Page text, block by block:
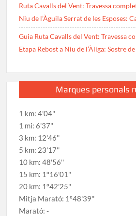
Ruta Cavalls del Vent: Travessa
Niu de l’Àguila Serrat de les Esposes:
Guia Ruta Cavalls del Vent: Travessa
Etapa Rebost a Niu de l’Àliga: Sostre
Marques personals
1 km: 4'04''
1 mi: 6'37''
3 km: 12'46''
5 km: 23'17''
10 km: 48'56''
15 km: 1º16'01''
20 km: 1º42'25''
Mitja Marató: 1º48'39''
Marató: -